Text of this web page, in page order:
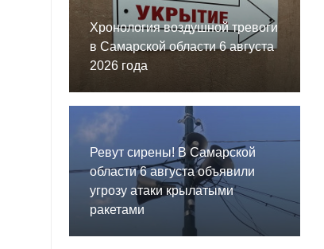
Хронология воздушной тревоги
в Самарской области 6 августа
2026 года
Ревут сирены! В Самарской
области 6 августа объявили
угрозу атаки крылатыми
ракетами